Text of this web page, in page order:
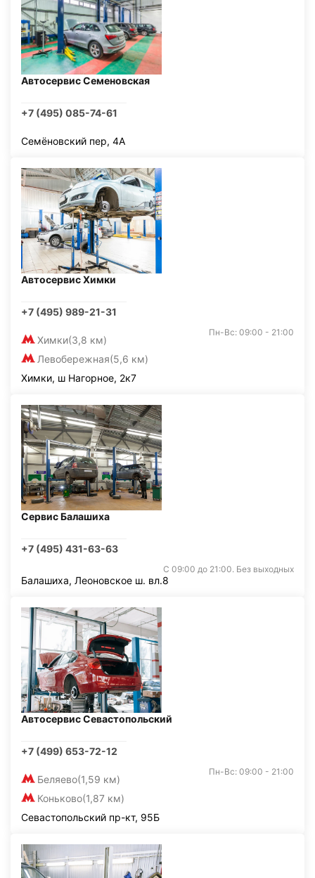
Автосервис Семеновская
+7 (495) 085-74-61
Семёновский пер, 4А
Автосервис Химки
+7 (495) 989-21-31
Химки(3,8 км)
Левобережная(5,6 км)
Пн-Вс: 09:00 - 21:00
Химки, ш Нагорное, 2к7
Сервис Балашиха
+7 (495) 431-63-63
С 09:00 до 21:00. Без выходных
Балашиха, Леоновское ш. вл.8
Автосервис Севастопольский
+7 (499) 653-72-12
Беляево(1,59 км)
Коньково(1,87 км)
Пн-Вс: 09:00 - 21:00
Севастопольский пр-кт, 95Б